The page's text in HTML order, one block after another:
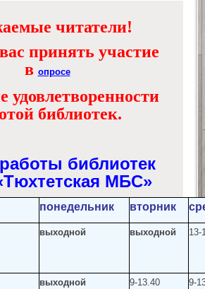
читатели!
принять участие
в опросе
удовлетворенности
библиотек.
библиотек
МБС»
понедельник вторник
выходной выходной 13-
выходной 9-13.40 9-